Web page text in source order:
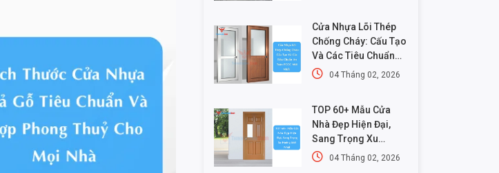
Cửa Nhựa Lõi Thép
Chống Cháy: Cấu Tạo
Và Các Tiêu Chuẩn
An Toàn PCCC Mới
04 Tháng 02, 2026
TOP 60+ Mẫu Cửa
Nhà Đẹp Hiện Đại,
Sang Trọng Xu
Hướng Mới Nhất
04 Tháng 02, 2026